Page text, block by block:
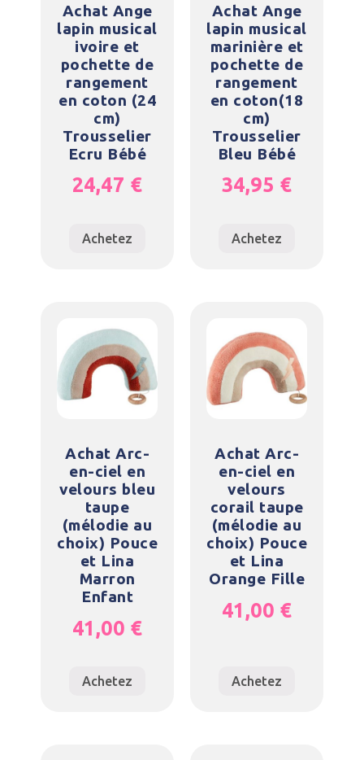
Achat Ange
lapin musical
ivoire et
pochette de
rangement
en coton (24
cm)
Trousselier
Ecru Bébé
24,47 €
Achetez
Achat Ange
lapin musical
marinière et
pochette de
rangement
en coton(18
cm)
Trousselier
Bleu Bébé
34,95 €
Achetez
Achat Arc-
en-ciel en
velours bleu
taupe
(mélodie au
choix) Pouce
et Lina
Marron
Enfant
41,00 €
Achetez
Achat Arc-
en-ciel en
velours
corail taupe
(mélodie au
choix) Pouce
et Lina
Orange Fille
41,00 €
Achetez